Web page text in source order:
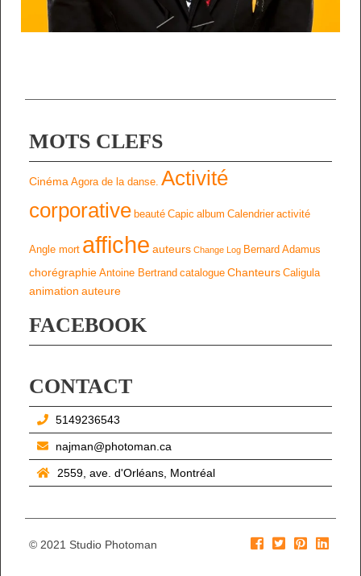
MOTS CLEFS
Cinéma Agora de la danse. Activité
corporative beauté Capic album Calendrier activité
Angle mort affiche auteurs Change Log Bernard Adamus
chorégraphie Antoine Bertrand catalogue Chanteurs Caligula
animation auteure
FACEBOOK
CONTACT
5149236543
najman@photoman.ca
2559, ave. d'Orléans, Montréal
© 2021 Studio Photoman